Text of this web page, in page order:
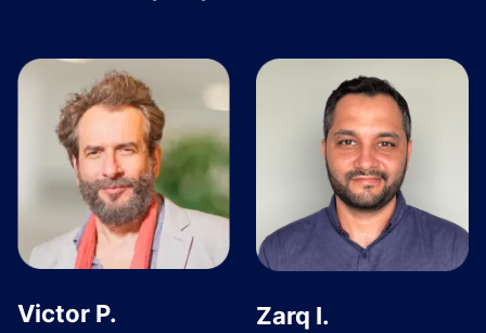
Victor P. Zarq I.